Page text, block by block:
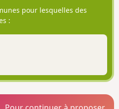
pour lesquelles des
: